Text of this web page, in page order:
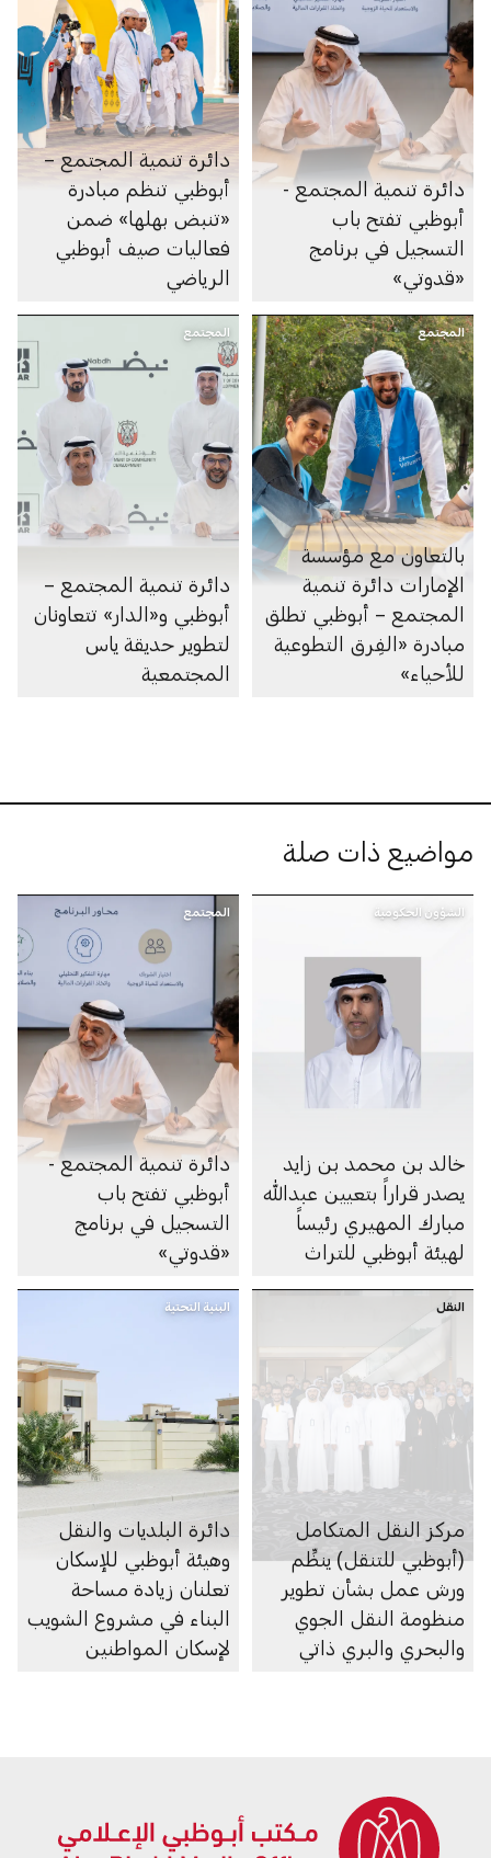
دائرة تنمية المجتمع -
أبوظبي تفتح باب
التسجيل في برنامج
«قدوتي»
دائرة تنمية المجتمع –
أبوظبي تنظم مبادرة
«تنبض بهلها» ضمن
فعاليات صيف أبوظبي
الرياضي
المجتمع
بالتعاون مع مؤسسة
الإمارات دائرة تنمية
المجتمع – أبوظبي تطلق
مبادرة «الفِرق التطوعية
للأحياء»
المجتمع
دائرة تنمية المجتمع –
أبوظبي و«الدار» تتعاونان
لتطوير حديقة ياس
المجتمعية
مواضيع ذات صلة
الشؤون الحكومية
خالد بن محمد بن زايد
يصدر قراراً بتعيين عبدالله
مبارك المهيري رئيساً
لهيئة أبوظبي للتراث
المجتمع
دائرة تنمية المجتمع -
أبوظبي تفتح باب
التسجيل في برنامج
«قدوتي»
النقل
مركز النقل المتكامل
(أبوظبي للتنقل) ينظِّم
ورش عمل بشأن تطوير
منظومة النقل الجوي
والبحري والبري ذاتي
البنية التحتية
دائرة البلديات والنقل
وهيئة أبوظبي للإسكان
تعلنان زيادة مساحة
البناء في مشروع الشويب
لإسكان المواطنين